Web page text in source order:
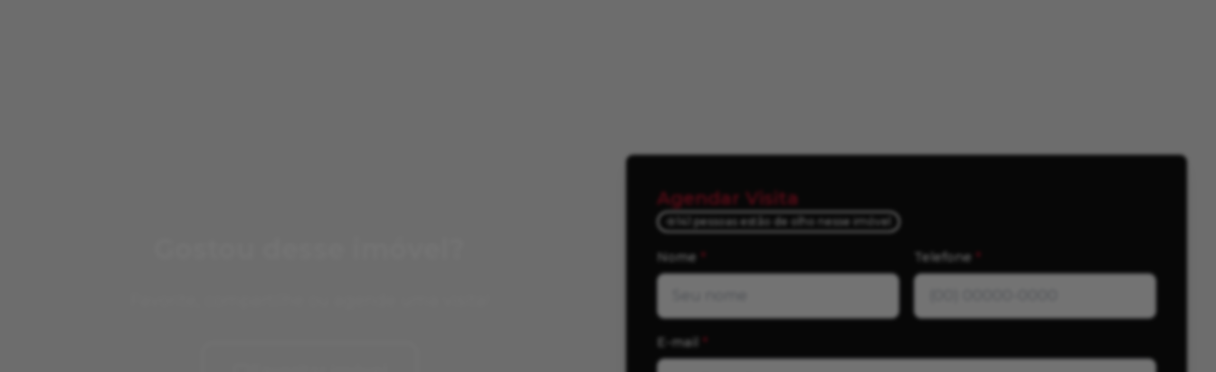
Agendar Visita
141 pessoas estão de olho nesse imóvel
Nome * Telefone *
E-mail *